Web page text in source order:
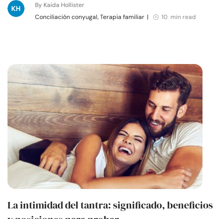
By Kaida Hollister
Conciliación conyugal, Terapia familiar | 10 min read
La intimidad del tantra: significado, beneficios